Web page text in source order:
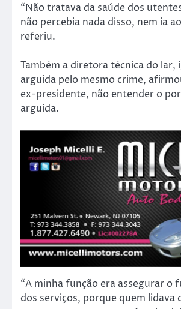
“Não tratava da saúde dos
não percebia nada disso, nem ia
referiu.
Também a diretora técnica do lar,
arguida pelo mesmo crime,
ex-presidente, não entender o
arguida.
“A minha função era assegurar o
dos serviços, porque quem lidava